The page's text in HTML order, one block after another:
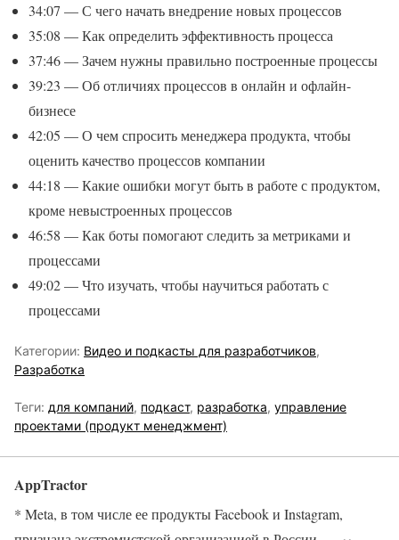
34:07 — С чего начать внедрение новых процессов
35:08 — Как определить эффективность процесса
37:46 — Зачем нужны правильно построенные процессы
39:23 — Об отличиях процессов в онлайн и офлайн-
бизнесе
42:05 — О чем спросить менеджера продукта, чтобы
оценить качество процессов компании
44:18 — Какие ошибки могут быть в работе с продуктом,
кроме невыстроенных процессов
46:58 — Как боты помогают следить за метриками и
процессами
49:02 — Что изучать, чтобы научиться работать с
процессами
Категории: Видео и подкасты для разработчиков,
Разработка
Теги: для компаний, подкаст, разработка, управление
проектами (продукт менеджмент)
AppTractor
* Meta, в том числе ее продукты Facebook и Instagram,